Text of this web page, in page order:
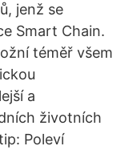
jenž se
Smart Chain.
téměř všem
a
životních
Poleví